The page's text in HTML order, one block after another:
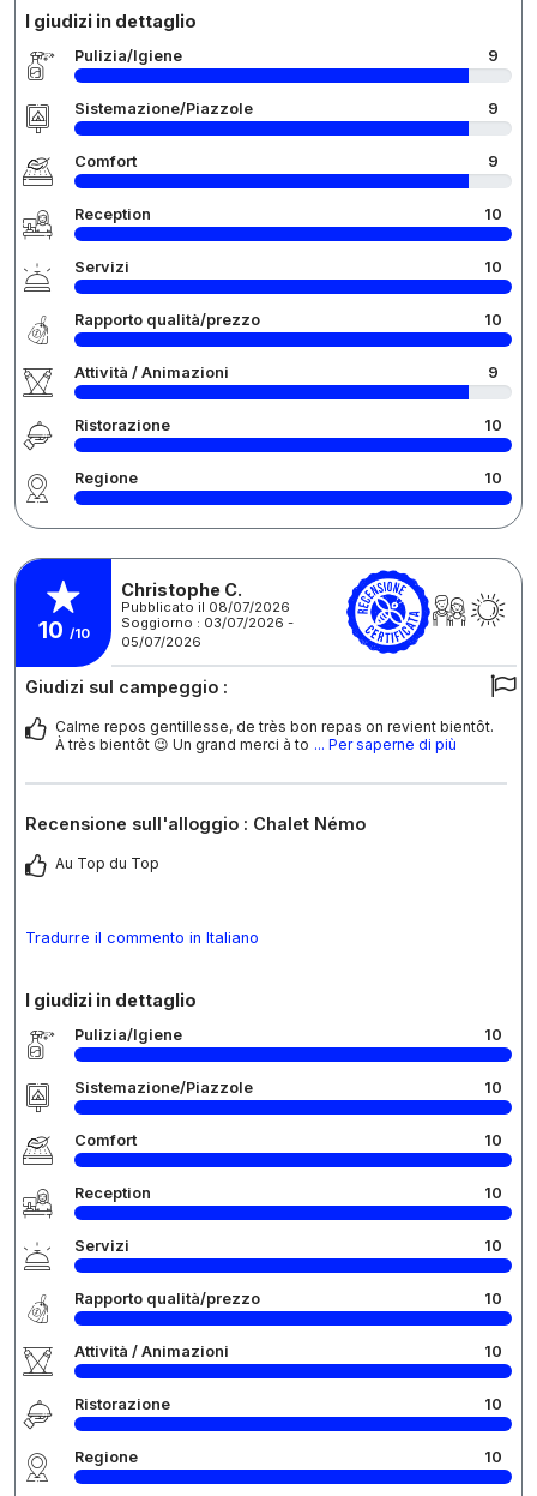
I giudizi in dettaglio
Pulizia/Igiene 9
Sistemazione/Piazzole 9
Comfort 9
Reception 10
Servizi 10
Rapporto qualità/prezzo 10
Attività / Animazioni 9
Ristorazione 10
Regione 10
10 /10
Christophe C.
Pubblicato il 08/07/2026
Soggiorno : 03/07/2026 -
05/07/2026
Giudizi sul campeggio :
Calme repos gentillesse, de très bon repas on revient bientôt.
À très bientôt 😉 Un grand merci à to ... Per saperne di più
Recensione sull'alloggio : Chalet Némo
Au Top du Top
Tradurre il commento in Italiano
I giudizi in dettaglio
Pulizia/Igiene 10
Sistemazione/Piazzole 10
Comfort 10
Reception 10
Servizi 10
Rapporto qualità/prezzo 10
Attività / Animazioni 10
Ristorazione 10
Regione 10